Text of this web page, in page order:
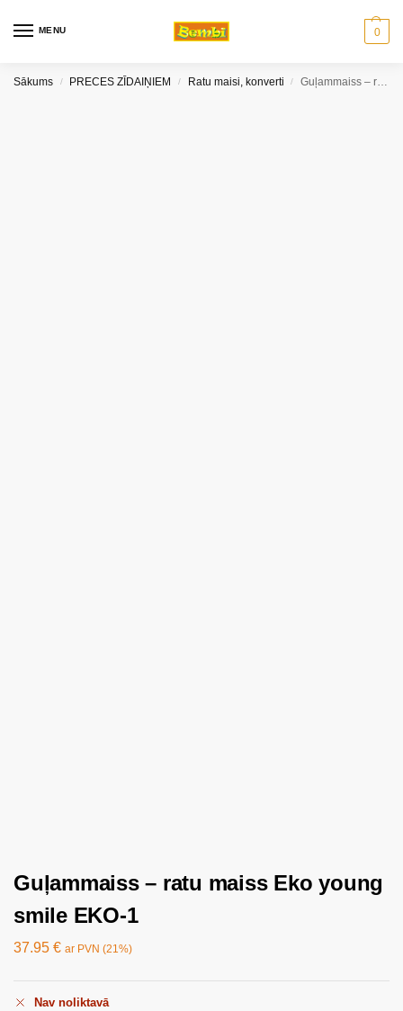
MENU 0
Sākums / PRECES ZĪDAIŅIEM / Ratu maisi, konverti / Guļammaiss – ratu maiss Eko young smile EKO-1
Guļammaiss – ratu maiss Eko young
smile EKO-1
37.95 € ar PVN (21%)
Nav noliktavā